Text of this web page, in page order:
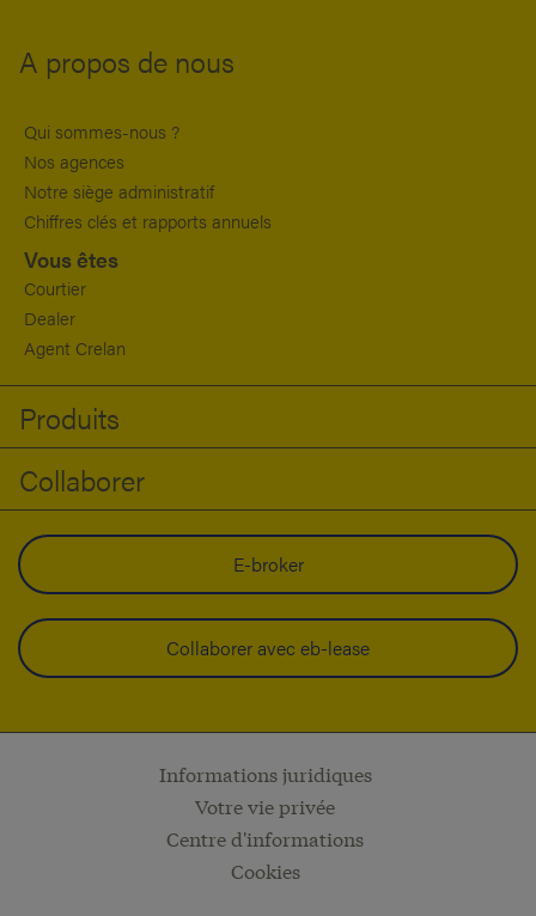
A propos de nous
Qui sommes-nous ?
Nos agences
Notre siège administratif
Chiffres clés et rapports annuels
Vous êtes
Courtier
Dealer
Agent Crelan
Produits
Collaborer
E-broker
Collaborer avec eb-lease
Informations juridiques
Votre vie privée
Centre d'informations
Cookies